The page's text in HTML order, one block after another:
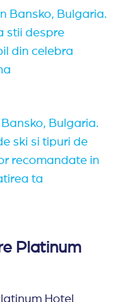
Bansko, Bulgaria.
stii despre
din celebra
Bulgaria.
ski si tipuri de
recomandate in
ta
Platinum
Hotel